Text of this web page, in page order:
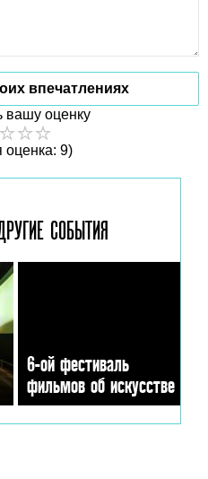
впечатлениях
вашу оценку
оценка: 9)
СОБЫТИЯ
6-ой фестиваль
фильмов об искусстве